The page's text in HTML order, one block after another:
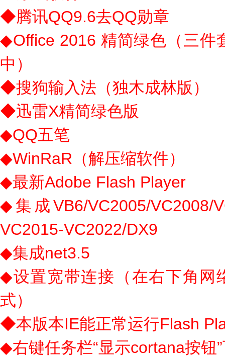
◆腾讯QQ9.6去QQ勋章
◆Office 2016 精简绿色（三件
中）
◆搜狗输入法（独木成林版）
◆迅雷X精简绿色版
◆QQ五笔
◆WinRaR（解压缩软件）
◆最新Adobe Flash Player
◆集成VB6/VC2005/VC2008/
VC2015-VC2022/DX9
◆集成net3.5
◆设置宽带连接（在右下角网
式）
◆本版本IE能正常运行Flash
◆右键任务栏“显示cortana按钮